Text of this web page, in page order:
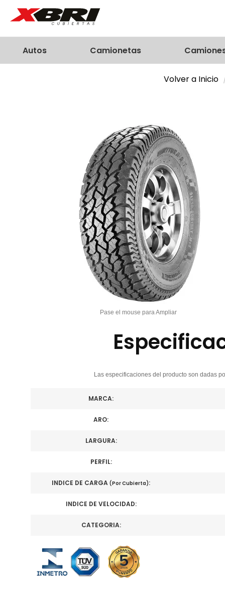
Autos Camionetas
Volver a Inicio
Pase el mouse para Ampliar
Las especificaciones del producto son dadas
MARCA:
ARO:
LARGURA:
PERFIL:
INDICE DE CARGA (Por Cubierta):
INDICE DE VELOCIDAD:
CATEGORIA: